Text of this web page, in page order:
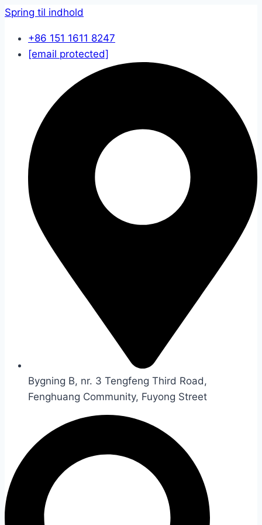
Spring til indhold
+86 151 1611 8247
[email protected]
Bygning B, nr. 3 Tengfeng Third Road,
Fenghuang Community, Fuyong Street